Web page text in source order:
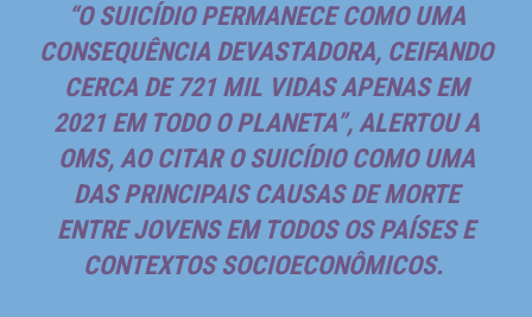
“O SUICÍDIO PERMANECE COMO UMA
CONSEQUÊNCIA DEVASTADORA, CEIFANDO
CERCA DE 721 MIL VIDAS APENAS EM
2021 EM TODO O PLANETA”, ALERTOU A
OMS, AO CITAR O SUICÍDIO COMO UMA
DAS PRINCIPAIS CAUSAS DE MORTE
ENTRE JOVENS EM TODOS OS PAÍSES E
CONTEXTOS SOCIOECONÔMICOS.